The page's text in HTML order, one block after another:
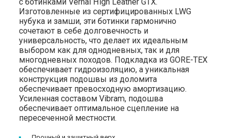
Изготовленные из сертифицированных LWG
нубука и замши, эти ботинки гармонично
сочетают в себе долговечность и
универсальность, что делает их идеальным
выбором как для однодневных, так и для
многодневных походов. Подкладка из GORE-TEX
обеспечивает гидроизоляцию, а уникальная
конструкция подошвы из доломита
обеспечивает превосходную амортизацию.
Усиленная составом Vibram, подошва
обеспечивает оптимальное сцепление на
пересеченной местности.